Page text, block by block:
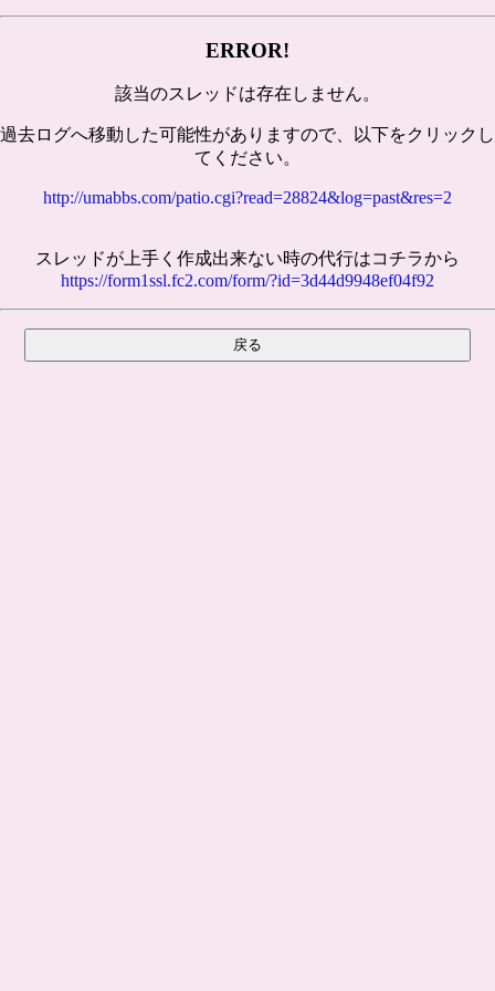
ERROR!
該当のスレッドは存在しません。
過去ログへ移動した可能性がありますので、以下をクリックし
てください。
http://umabbs.com/patio.cgi?read=28824&log=past&res=2
スレッドが上手く作成出来ない時の代行はコチラから
https://form1ssl.fc2.com/form/?id=3d44d9948ef04f92